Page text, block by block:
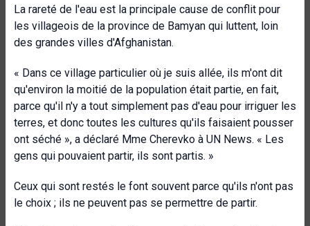
La rareté de l'eau est la principale cause de conflit pour
les villageois de la province de Bamyan qui luttent, loin
des grandes villes d'Afghanistan.
« Dans ce village particulier où je suis allée, ils m'ont dit
qu'environ la moitié de la population était partie, en fait,
parce qu'il n'y a tout simplement pas d'eau pour irriguer les
terres, et donc toutes les cultures qu'ils faisaient pousser
ont séché », a déclaré Mme Cherevko à UN News. « Les
gens qui pouvaient partir, ils sont partis. »
Ceux qui sont restés le font souvent parce qu'ils n'ont pas
le choix ; ils ne peuvent pas se permettre de partir.